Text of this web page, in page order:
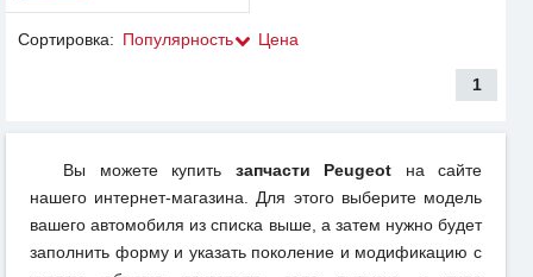
Сортировка: Популярность Цена
1
Вы можете купить запчасти Peugeot на сайте
нашего интернет-магазина. Для этого выберите модель
вашего автомобиля из списка выше, а затем нужно будет
заполнить форму и указать поколение и модификацию с